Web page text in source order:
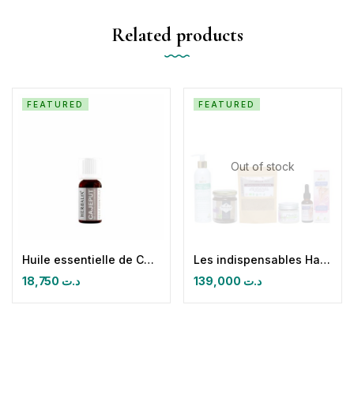
Related products
FEATURED
Huile essentielle de Cajeput
د.ت
Out of stock
FEATURED
Les indispensables Hammam et post épilatoires
د.ت